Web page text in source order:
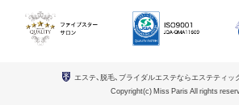
エステ、脱毛、ブライダルエステならエステティッ
Copyright(c) Miss Paris All rights